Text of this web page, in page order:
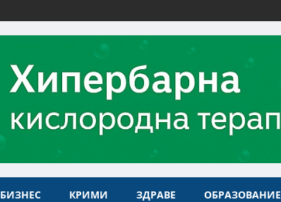
БИЗНЕС КРИМИ ЗДРАВЕ ОБРАЗОВАНИЕ